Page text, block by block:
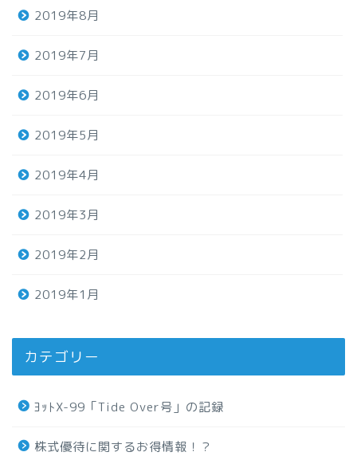
2019年8月
2019年7月
2019年6月
2019年5月
2019年4月
2019年3月
2019年2月
2019年1月
カテゴリー
ﾖｯﾄX-99「Tide Over号」の記録
株式優待に関するお得情報！？